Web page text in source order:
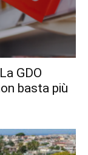
GDO
basta più